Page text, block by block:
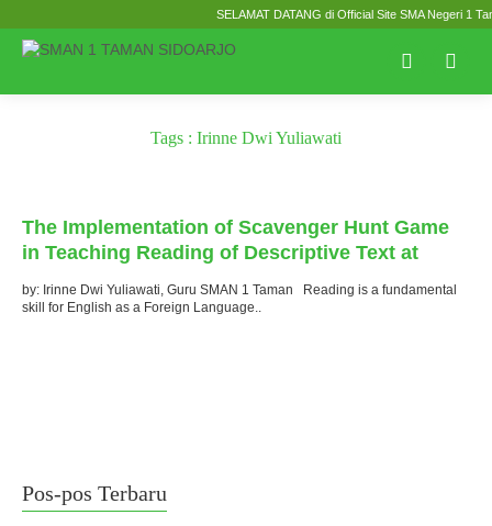
SELAMAT DATANG di Official Site SMA Negeri 1
Tags : Irinne Dwi Yuliawati
The Implementation of Scavenger Hunt Game
in Teaching Reading of Descriptive Text at
by: Irinne Dwi Yuliawati, Guru SMAN 1 Taman Reading is a fundamental
skill for English as a Foreign Language..
Pos-pos Terbaru